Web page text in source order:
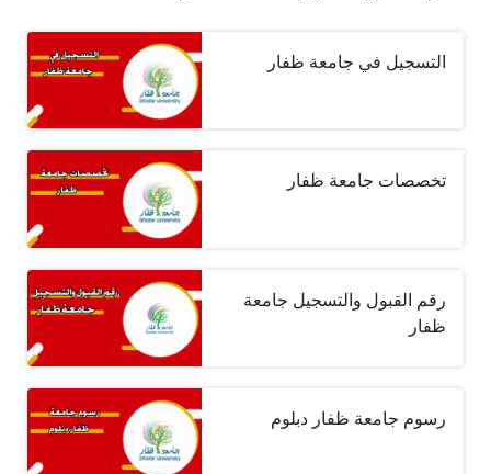
التسجيل في جامعة ظفار
تخصصات جامعة ظفار
رقم القبول والتسجيل جامعة
ظفار
رسوم جامعة ظفار دبلوم